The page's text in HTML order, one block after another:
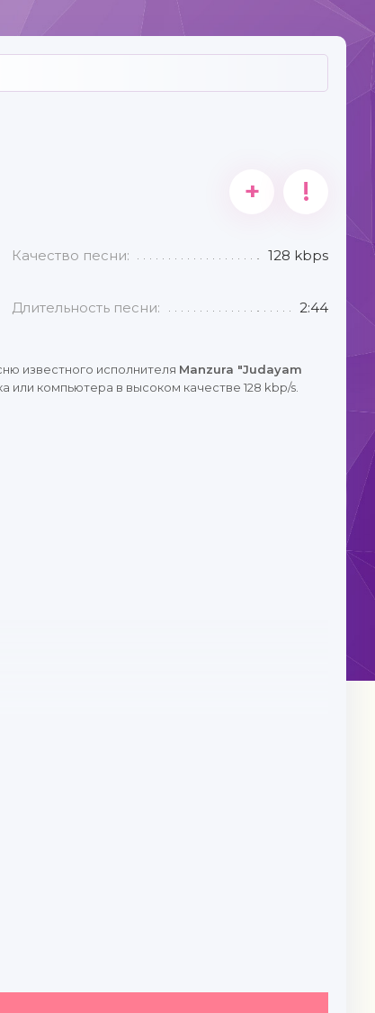
+ !
Качество песни: 128 kbps
Длительность песни: 2:44
известного исполнителя Manzura "Judayam
компьютера в высоком качестве 128 kbp/s.